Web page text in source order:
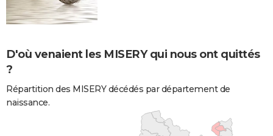
D'où venaient les MISERY qui nous ont quittés
?
Répartition des MISERY décédés par département de
naissance.